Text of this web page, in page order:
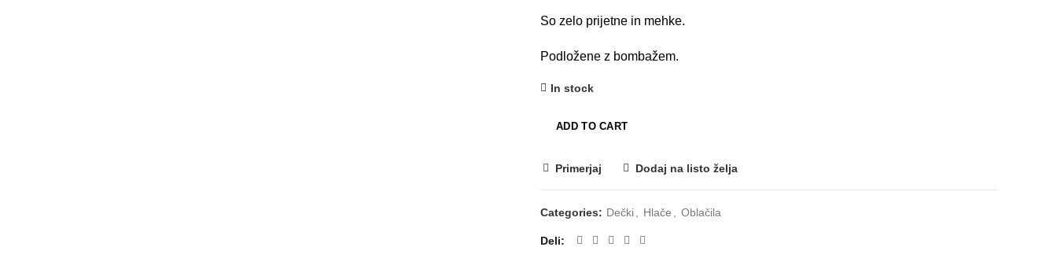
So zelo prijetne in mehke.
Podložene z bombažem.
In stock
ADD TO CART
Primerjaj Dodaj na listo želja
Categories: Dečki Hlače Oblačila
Deli